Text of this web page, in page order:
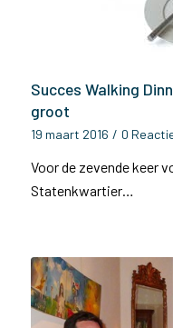
Succes Walking
groot
19 maart 2016 / 0
Voor de zevende keer
Statenkwartier…